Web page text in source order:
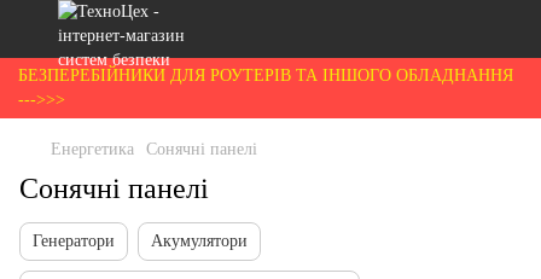
БЕЗПЕРЕБІЙНИКИ ДЛЯ РОУТЕРІВ ТА ІНШОГО ОБЛАДНАННЯ
--->>>
Енергетика Сонячні панелі
Сонячні панелі
Генератори Акумулятори